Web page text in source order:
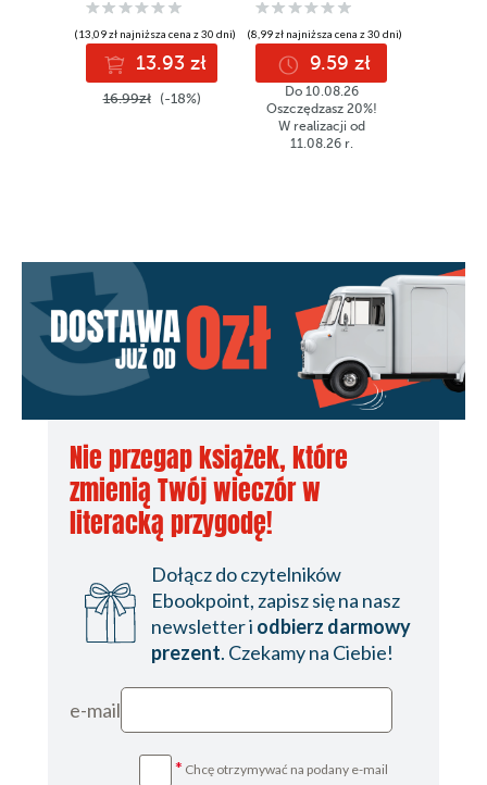
(13,09 zł najniższa cena z 30 dni)
13.93 zł
16.99zł (-18%)
(8,99 zł najniższa cena z 30 dni)
9.59 zł
Do 10.08.26
Oszczędzasz 20%!
W realizacji od
11.08.26 r.
Nie przegap książek, które
zmienią Twój wieczór w
literacką przygodę!
Dołącz do czytelników
Ebookpoint, zapisz się na nasz
newsletter i odbierz darmowy
prezent. Czekamy na Ciebie!
e-mail
* Chcę otrzymywać na podany e-mail